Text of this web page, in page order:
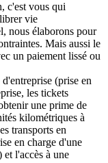
c'est vous qui
vie
nous élaborons pour
Mais aussi le
un paiement lissé ou
(prise en
les tickets
une prime de
kilométriques à
transports en
en charge d'une
l'accès à une